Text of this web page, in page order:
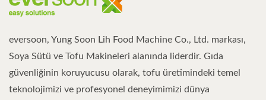
eversoon, Yung Soon Lih Food Machine Co., Ltd. markası,
Soya Sütü ve Tofu Makineleri alanında liderdir. Gıda
güvenliğinin koruyucusu olarak, tofu üretimindeki temel
teknolojimizi ve profesyonel deneyimimizi dünya